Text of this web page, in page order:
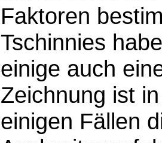
Faktoren
Tschinnies
einige auch
Zeichnung ist
einigen Fällen